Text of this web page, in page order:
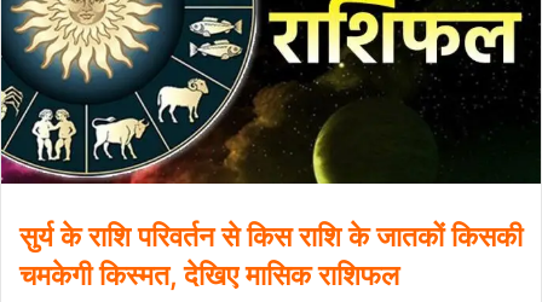
सुर्य के राशि परिवर्तन से किस राशि के जातकों किसकी
चमकेगी किस्मत, देखिए मासिक राशिफल